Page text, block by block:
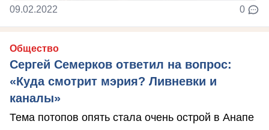
09.02.2022 0
Общество
Сергей Семерков ответил на вопрос:
«Куда смотрит мэрия? Ливневки и
каналы»
Тема потопов опять стала очень острой в Анапе